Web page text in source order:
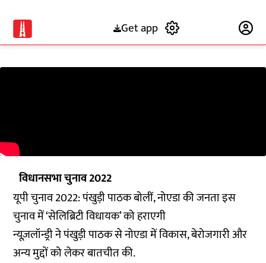
Get app
विधानसभा चुनाव 2022
यूपी चुनाव 2022: पंखुड़ी पाठक बोलीं, नोएडा की जनता इस
चुनाव में ‘सेलिब्रिटी विधायक’ को हराएगी
न्यूज़लॉन्ड्री ने पंखुड़ी पाठक से नोएडा में विकास, बेरोजगारी और
अन्य मुद्दों को लेकर बातचीत की.